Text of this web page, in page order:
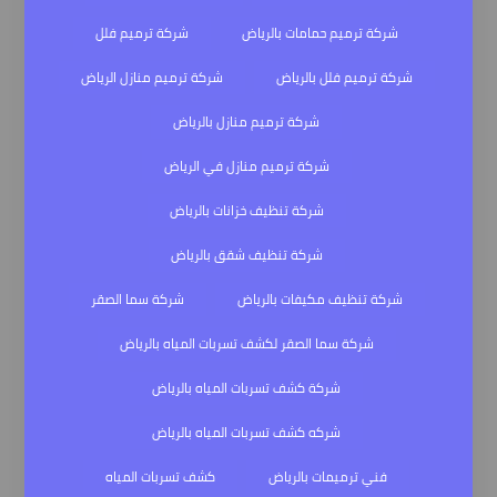
شركة ترميم حمامات بالرياض
شركة ترميم فلل
شركة ترميم فلل بالرياض
شركة ترميم منازل الرياض
شركة ترميم منازل بالرياض
شركة ترميم منازل في الرياض
شركة تنظيف خزانات بالرياض
شركة تنظيف شقق بالرياض
شركة تنظيف مكيفات بالرياض
شركة سما الصقر
شركة سما الصقر لكشف تسربات المياه بالرياض
شركة كشف تسربات المياه بالرياض
شركه كشف تسربات المياه بالرياض
فني ترميمات بالرياض
كشف تسربات المياه